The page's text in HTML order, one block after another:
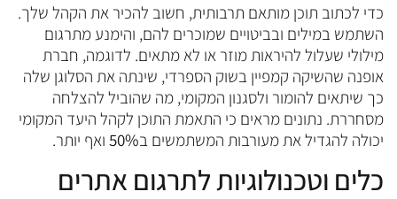
כדי לכתוב תוכן מותאם תרבותית, חשוב להכיר את הקהל שלך.
השתמש במילים ובביטויים שמוכרים להם, והימנע מתרגום
מילולי שעלול להיראות מוזר או לא מתאים. לדוגמה, חברת
אופנה שהשיקה קמפיין בשוק הספרדי, שינתה את הסלוגן שלה
כך שיתאים להומור ולסגנון המקומי, מה שהוביל להצלחה
מסחררת. נתונים מראים כי התאמת התוכן לקהל היעד המקומי
יכולה להגדיל את מעורבות המשתמשים ב50% ואף יותר.
כלים וטכנולוגיות לתרגום אתרים